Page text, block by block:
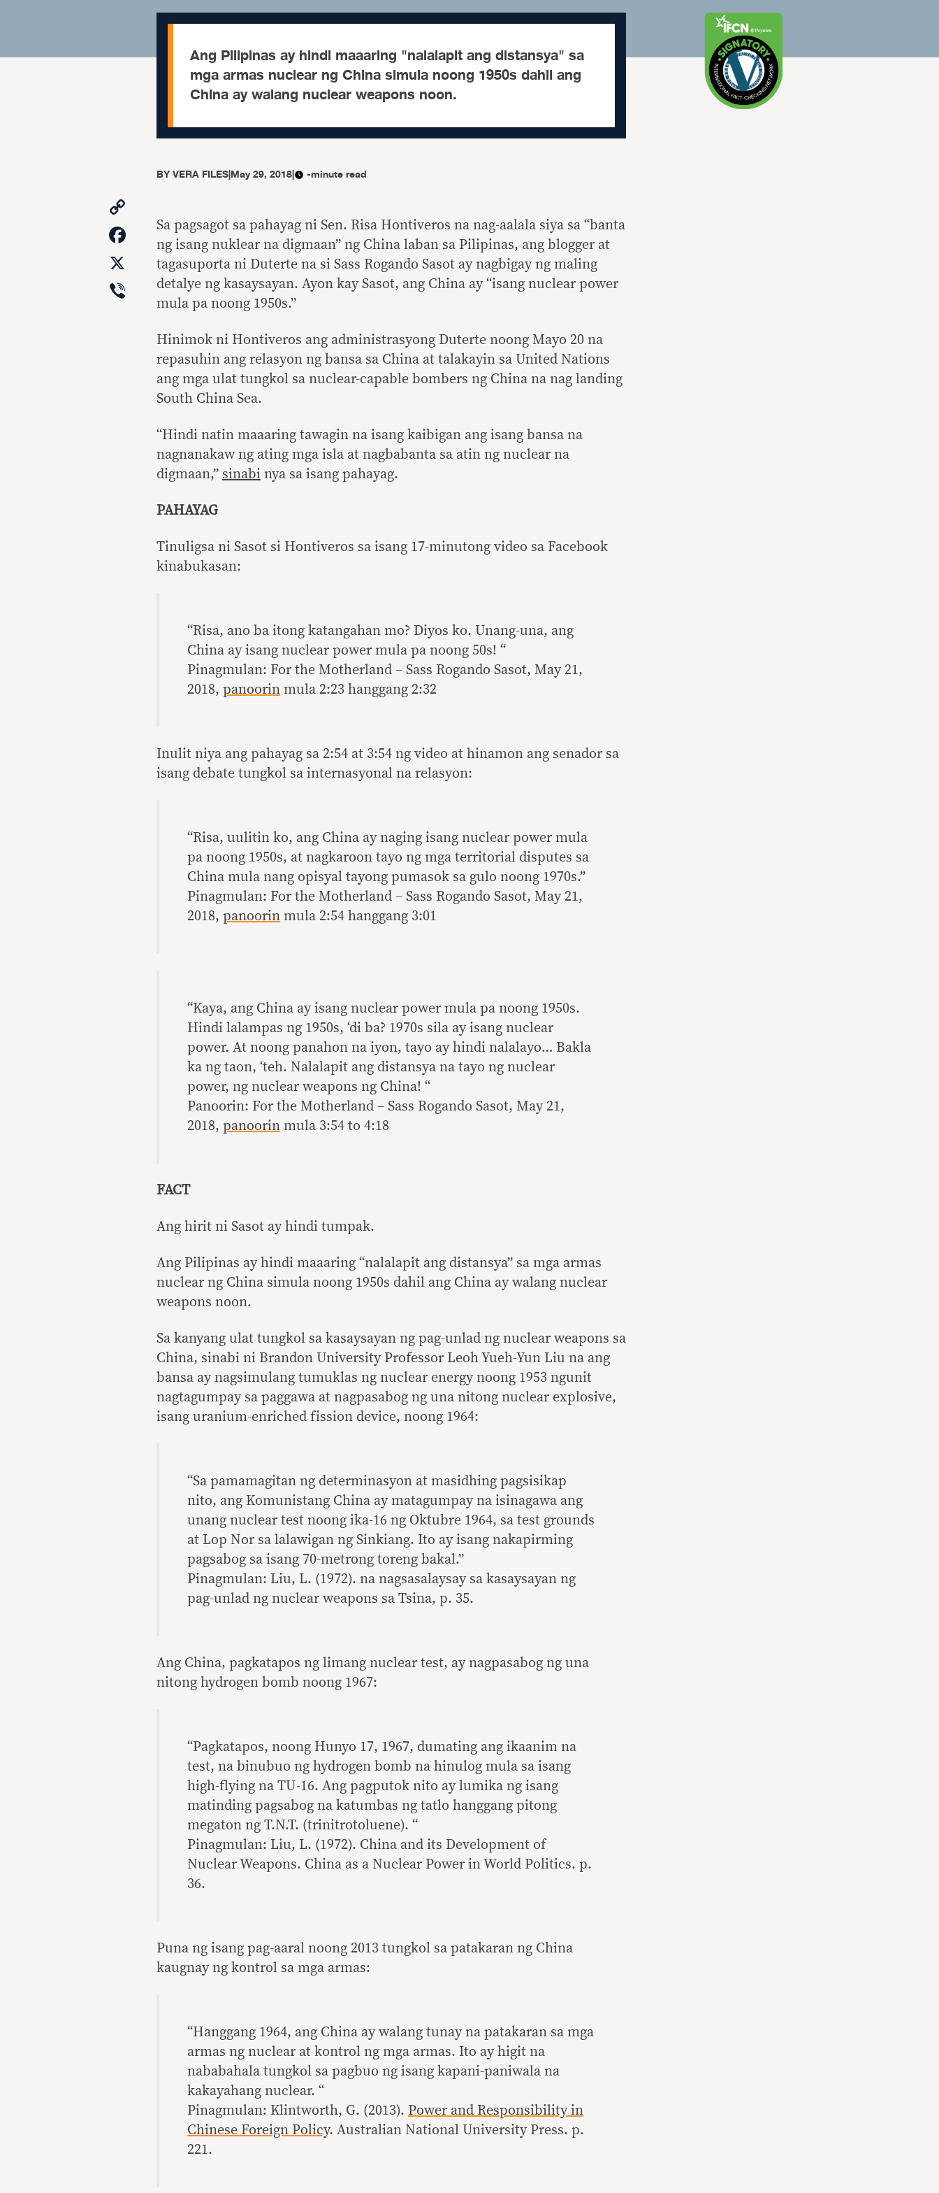
Ang Pilipinas ay hindi maaaring "nalalapit ang distansya" sa
mga armas nuclear ng China simula noong 1950s dahil ang
China ay walang nuclear weapons noon.
BYVERA FILES|May 29, 2018| -minute read
Link
Facebook
Viber
Sa pagsagot sa pahayag ni Sen. Risa Hontiveros na nag-aalala siya sa “banta
ng isang nuklear na digmaan” ng China laban sa Pilipinas, ang blogger at
tagasuporta ni Duterte na si Sass Rogando Sasot ay nagbigay ng maling
detalye ng kasaysayan. Ayon kay Sasot, ang China ay “isang nuclear power
mula pa noong 1950s.”
Hinimok ni Hontiveros ang administrasyong Duterte noong Mayo 20 na
repasuhin ang relasyon ng bansa sa China at talakayin sa United Nations
ang mga ulat tungkol sa nuclear-capable bombers ng China na nag landing
South China Sea.
“Hindi natin maaaring tawagin na isang kaibigan ang isang bansa na
nagnanakaw ng ating mga isla at nagbabanta sa atin ng nuclear na
digmaan,” sinabi nya sa isang pahayag.
PAHAYAG
Tinuligsa ni Sasot si Hontiveros sa isang 17-minutong video sa Facebook
kinabukasan:
“Risa, ano ba itong katangahan mo? Diyos ko. Unang-una, ang
China ay isang nuclear power mula pa noong 50s! “
Pinagmulan: For the Motherland – Sass Rogando Sasot, May 21,
2018, panoorin mula 2:23 hanggang 2:32
Inulit niya ang pahayag sa 2:54 at 3:54 ng video at hinamon ang senador sa
isang debate tungkol sa internasyonal na relasyon:
“Risa, uulitin ko, ang China ay naging isang nuclear power mula
pa noong 1950s, at nagkaroon tayo ng mga territorial disputes sa
China mula nang opisyal tayong pumasok sa gulo noong 1970s.”
Pinagmulan: For the Motherland – Sass Rogando Sasot, May 21,
2018, panoorin mula 2:54 hanggang 3:01
“Kaya, ang China ay isang nuclear power mula pa noong 1950s.
Hindi lalampas ng 1950s, ‘di ba? 1970s sila ay isang nuclear
power. At noong panahon na iyon, tayo ay hindi nalalayo… Bakla
ka ng taon, ‘teh. Nalalapit ang distansya na tayo ng nuclear
power, ng nuclear weapons ng China! “
Panoorin: For the Motherland – Sass Rogando Sasot, May 21,
2018, panoorin mula 3:54 to 4:18
FACT
Ang hirit ni Sasot ay hindi tumpak.
Ang Pilipinas ay hindi maaaring “nalalapit ang distansya” sa mga armas
nuclear ng China simula noong 1950s dahil ang China ay walang nuclear
weapons noon.
Sa kanyang ulat tungkol sa kasaysayan ng pag-unlad ng nuclear weapons sa
China, sinabi ni Brandon University Professor Leoh Yueh-Yun Liu na ang
bansa ay nagsimulang tumuklas ng nuclear energy noong 1953 ngunit
nagtagumpay sa paggawa at nagpasabog ng una nitong nuclear explosive,
isang uranium-enriched fission device, noong 1964:
“Sa pamamagitan ng determinasyon at masidhing pagsisikap
nito, ang Komunistang China ay matagumpay na isinagawa ang
unang nuclear test noong ika-16 ng Oktubre 1964, sa test grounds
at Lop Nor sa lalawigan ng Sinkiang. Ito ay isang nakapirming
pagsabog sa isang 70-metrong toreng bakal.”
Pinagmulan: Liu, L. (1972). na nagsasalaysay sa kasaysayan ng
pag-unlad ng nuclear weapons sa Tsina, p. 35.
Ang China, pagkatapos ng limang nuclear test, ay nagpasabog ng una
nitong hydrogen bomb noong 1967:
“Pagkatapos, noong Hunyo 17, 1967, dumating ang ikaanim na
test, na binubuo ng hydrogen bomb na hinulog mula sa isang
high-flying na TU-16. Ang pagputok nito ay lumika ng isang
matinding pagsabog na katumbas ng tatlo hanggang pitong
megaton ng T.N.T. (trinitrotoluene). “
Pinagmulan: Liu, L. (1972). China and its Development of
Nuclear Weapons. China as a Nuclear Power in World Politics. p.
36.
Puna ng isang pag-aaral noong 2013 tungkol sa patakaran ng China
kaugnay ng kontrol sa mga armas:
“Hanggang 1964, ang China ay walang tunay na patakaran sa mga
armas ng nuclear at kontrol ng mga armas. Ito ay higit na
nababahala tungkol sa pagbuo ng isang kapani-paniwala na
kakayahang nuclear. “
Pinagmulan: Klintworth, G. (2013). Power and Responsibility in
Chinese Foreign Policy. Australian National University Press. p.
221.